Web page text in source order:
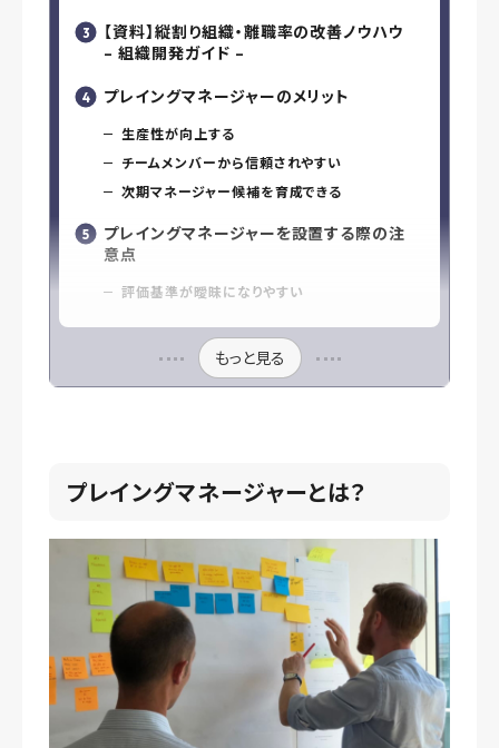
【資料】縦割り組織・離職率の改善ノウハウ
– 組織開発ガイド –
プレイングマネージャーのメリット
生産性が向上する
チームメンバーから信頼されやすい
次期マネージャー候補を育成できる
プレイングマネージャーを設置する際の注
意点
評価基準が曖昧になりやすい
もっと見る
プレイングマネージャーとは？